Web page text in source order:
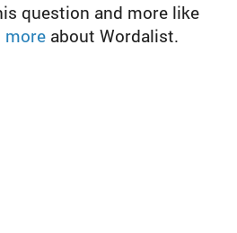
question and more like
more about Wordalist.